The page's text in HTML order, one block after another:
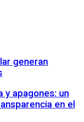
generan
y apagones: un
en el